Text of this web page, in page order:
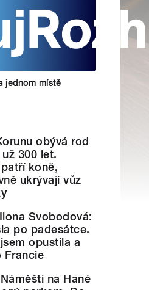
jednom místě
obývá rod
300 let.
koně,
ukrývají vůz
Svobodová:
po padesátce.
opustila a
Francie
na Hané